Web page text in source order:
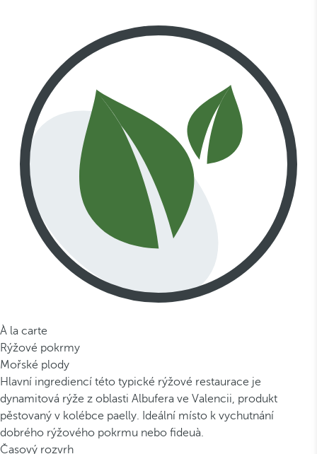
À la carte
Rýžové pokrmy
Mořské plody
Hlavní ingrediencí této typické rýžové restaurace je
dynamitová rýže z oblasti Albufera ve Valencii, produkt
pěstovaný v kolébce paelly. Ideální místo k vychutnání
dobrého rýžového pokrmu nebo fideuà.
Časový rozvrh